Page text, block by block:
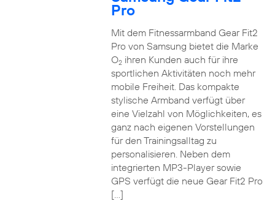
Pro
Mit dem Fitnessarmband Gear Fit2
Pro von Samsung bietet die Marke
O2ihren Kunden auch für ihre
sportlichen Aktivitäten noch mehr
mobile Freiheit. Das kompakte
stylische Armband verfügt über
eine Vielzahl von Möglichkeiten, es
ganz nach eigenen Vorstellungen
für den Trainingsalltag zu
personalisieren. Neben dem
integrierten MP3-Player sowie
GPS verfügt die neue Gear Fit2 Pro
[…]